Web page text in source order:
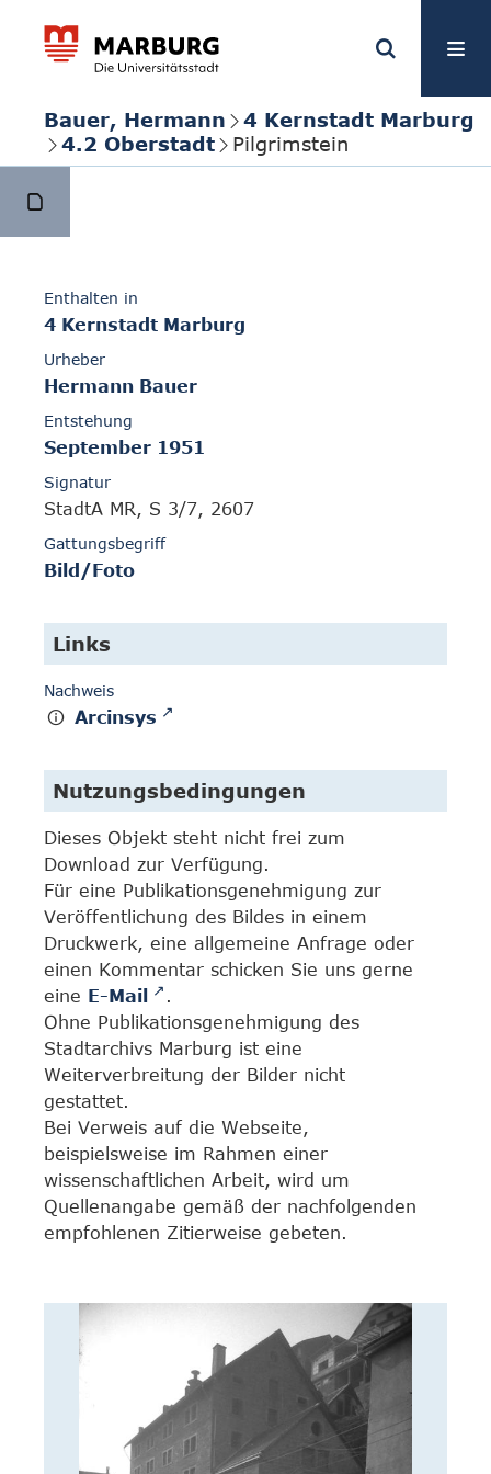
Bauer, Hermann
4 Kernstadt Marburg
4.2 Oberstadt
Pilgrimstein
Enthalten in
4 Kernstadt Marburg
Urheber
Hermann Bauer
Entstehung
September 1951
Signatur
StadtA MR, S 3/7, 2607
Gattungsbegriff
Bild/Foto
Links
Nachweis
Arcinsys
Nutzungsbedingungen
Dieses Objekt steht nicht frei zum
Download zur Verfügung.
Für eine Publikationsgenehmigung zur
Veröffentlichung des Bildes in einem
Druckwerk, eine allgemeine Anfrage oder
einen Kommentar schicken Sie uns gerne
eine E-Mail
.
Ohne Publikationsgenehmigung des
Stadtarchivs Marburg ist eine
Weiterverbreitung der Bilder nicht
gestattet.
Bei Verweis auf die Webseite,
beispielsweise im Rahmen einer
wissenschaftlichen Arbeit, wird um
Quellenangabe gemäß der nachfolgenden
empfohlenen Zitierweise gebeten.